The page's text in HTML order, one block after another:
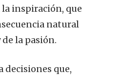
la inspiración, que
natural
la pasión.
decisiones que,